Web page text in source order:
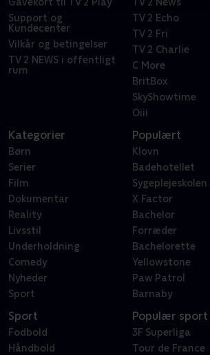
Gavekort til TV 2 Play
Support og
Kundecenter
Vilkår og betingelser
TV 2 NEWS i offentligt
rum
TV 2 News
TV 2 Echo
TV 2 Fri
TV 2 Charlie
C More
BritBox
SkyShowtime
Oiii
Kategorier
Børn
Serier
Film
Dokumentar
Reality
Livsstil
Underholdning
Comedy
Nyheder
Sport
Populært
Klovn
Badehotellet
Sygeplejeskolen
X Factor
Bachelor
Forræder
Bachelorette
Yellowstone
Paw Patrol
Barnaby
Sport
Fodbold
Håndbold
Populær sport
3F Superliga
Tour de France